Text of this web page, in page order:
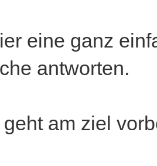
eine ganz
antworten.
am ziel